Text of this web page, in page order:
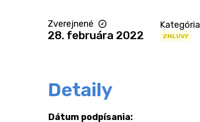
Zverejnené
28. februára 2022
Kategória
ZMLUVY
Detaily
Dátum podpísania: